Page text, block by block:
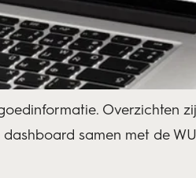
. Overzichten
samen met de